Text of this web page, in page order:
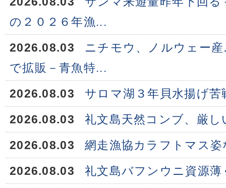
の２０２６年漁...
2026.08.03
ニチモウ、ノルウェー
で拡販－青魚特...
2026.08.03
サロマ湖３年貝水揚げ苦
2026.08.03
礼文島天然コンブ、厳し
2026.08.03
網走漁協カラフトマス
2026.08.03
礼文島バフンウニ資源薄